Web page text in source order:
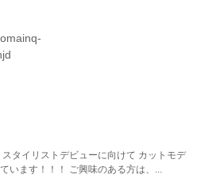
タイリストデビューに向けて カットモデ
います！！！ ご興味のある方は、...